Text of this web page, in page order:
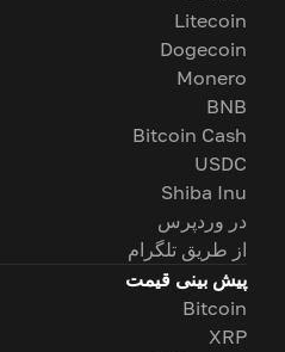
Litecoin
Dogecoin
Monero
BNB
Bitcoin Cash
USDC
Shiba Inu
در وردپرس
از طریق تلگرام
پیش بینی قیمت
Bitcoin
XRP